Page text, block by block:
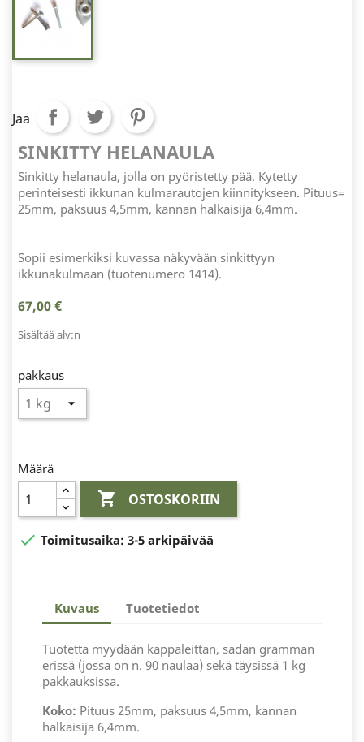
Jaa
SINKITTY HELANAULA
Sinkitty helanaula, jolla on pyöristetty pää. Kytetty
perinteisesti ikkunan kulmarautojen kiinnitykseen. Pituus=
25mm, paksuus 4,5mm, kannan halkaisija 6,4mm.
Sopii esimerkiksi kuvassa näkyvään sinkittyyn
ikkunakulmaan (tuotenumero 1414).
67,00 €
Sisältää alv:n
pakkaus
Määrä
 OSTOSKORIIN
 Toimitusaika: 3-5 arkipäivää
Kuvaus Tuotetiedot
Tuotetta myydään kappaleittan, sadan gramman
erissä (jossa on n. 90 naulaa) sekä täysissä 1 kg
pakkauksissa.
Koko: Pituus 25mm, paksuus 4,5mm, kannan
halkaisija 6,4mm.